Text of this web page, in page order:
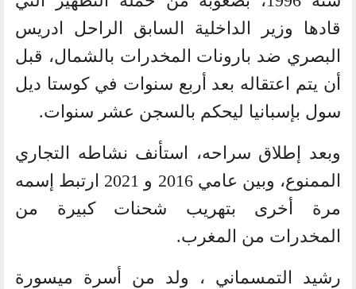
قادها وزير الداخلية السابق الراحل ادريس
البصري ضد بارونات المخدرات بالشمال، قبل
أن يتم اعتقاله بعد أربع سنوات في كوستا ديل
سول بإسبانيا ليحكم بالسجن عشر سنوات.
وبعد إطلاق سراحه، استأنف نشاطه التجاري
الممنوع، وبين عامي 2016 و 2021 ارتبط إسمه
مرة أخرى بتهريب شحنات كبيرة من
المخدرات من المغرب.
رشيد التمسماني ، ولد من أسرة ميسورة